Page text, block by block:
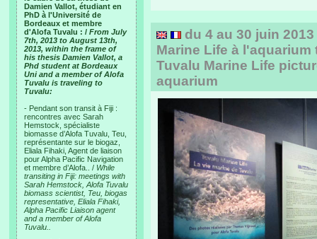
Damien Vallot, étudiant en
PhD à l'Université de
Bordeaux et membre
d'Alofa Tuvalu : / From July
7th, 2013 to August 13th,
2013, within the frame of
his thesis Damien Vallot, a
Phd student at Bordeaux
Uni and a member of Alofa
Tuvalu is traveling to
Tuvalu:
- Pendant son transit à Fiji :
rencontres avec Sarah
Hemstock, spécialiste
biomasse d’Alofa Tuvalu, Teu,
représentante sur le biogaz,
Eliala Fihaki, Agent de liaison
pour Alpha Pacific Navigation
et membre d’Alofa.. / While
transiting in Fiji: meetings with
Sarah Hemstock, Alofa Tuvalu
biomass scientist, Teu, biogas
representative, Eliala Fihaki,
Alpha Pacific Liaison agent
and a member of Alofa
Tuvalu..
du 4 au 30 juin
Marine Life à
Tuvalu Marine Life
aquarium